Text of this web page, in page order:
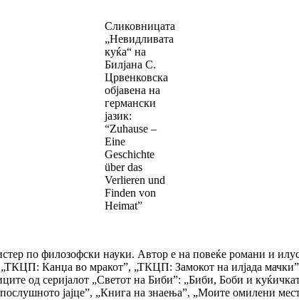
Сликовницата
„Невидливата
куќа“ на
Билјана С.
Црвенковска
објавена на
германски
јазик:
“Zuhause –
Eine
Geschichte
über das
Verlieren und
Finden von
Heimat”
по филозофски науки. Автор е на повеќе романи и
Канџа во мракот”, „ТКЦП: Замокот на илјада
од серијалот „Светот на Биби”: „Биби, Боби и
јајце”, „Книга на знаења”, „Моите омилени